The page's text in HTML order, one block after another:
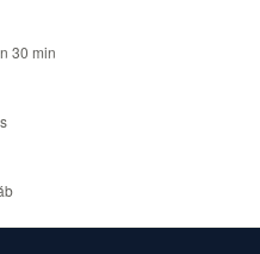
30 min